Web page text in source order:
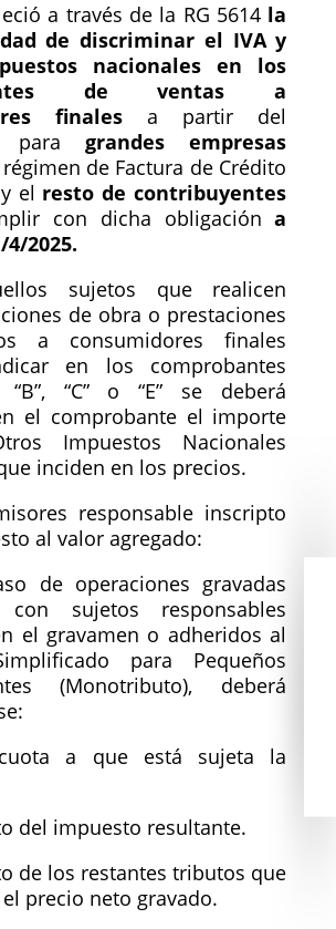
a través de la RG 5614 la
de discriminar el IVA y
nacionales en los
de ventas a
finalesa partir del
grandes empresas
de Factura de Crédito
el resto de contribuyentes
con dicha obligacióna
2025.
sujetos que realicen
de obra o prestaciones
a consumidores finales
en los comprobantes
“B”, “C” o “E” se deberá
el comprobante el importe
Impuestos Nacionales
inciden en los precios.
responsable inscripto
al valor agregado:
de operaciones gravadas
con sujetos responsables
el gravamen o adheridos al
para Pequeños
(Monotributo), deberá
a que está sujeta la
del impuesto resultante.
de los restantes tributos que
precio neto gravado.